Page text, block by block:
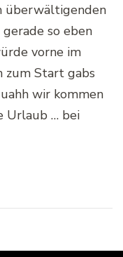
überwältigenden
so eben
vorne im
zum Start gabs
wir kommen
Urlaub … bei